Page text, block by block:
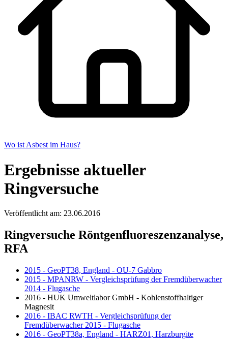
Wo ist Asbest im Haus?
Ergebnisse aktueller
Ringversuche
Veröffentlicht am: 23.06.2016
Ringversuche Röntgenfluoreszenzanalyse,
RFA
2015 - GeoPT38, England - OU-7 Gabbro
2015 - MPANRW - Vergleichsprüfung der Fremdüberwacher
2014 - Flugasche
2016 - HUK Umweltlabor GmbH - Kohlenstoffhaltiger
Magnesit
2016 - IBAC RWTH - Vergleichsprüfung der
Fremdüberwacher 2015 - Flugasche
2016 - GeoPT38a, England - HARZ01, Harzburgite